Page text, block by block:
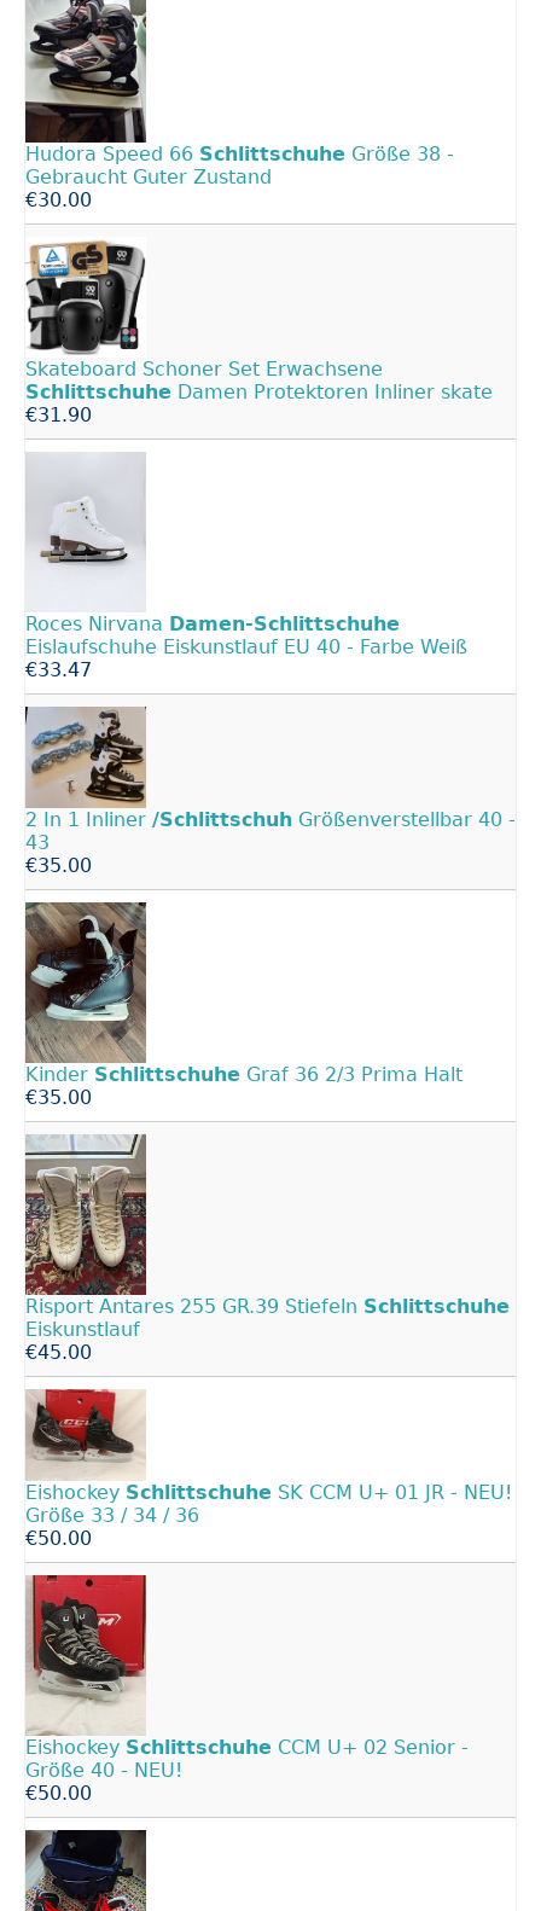
Hudora Speed 66 Schlittschuhe Größe 38 -
Gebraucht Guter Zustand
€30.00
Skateboard Schoner Set Erwachsene
Schlittschuhe Damen Protektoren Inliner skate
€31.90
Roces Nirvana Damen-Schlittschuhe
Eislaufschuhe Eiskunstlauf EU 40 - Farbe Weiß
€33.47
2 In 1 Inliner /Schlittschuh Größenverstellbar 40 -
43
€35.00
Kinder Schlittschuhe Graf 36 2/3 Prima Halt
€35.00
Risport Antares 255 GR.39 Stiefeln Schlittschuhe
Eiskunstlauf
€45.00
Eishockey Schlittschuhe SK CCM U+ 01 JR - NEU!
Größe 33 / 34 / 36
€50.00
Eishockey Schlittschuhe CCM U+ 02 Senior -
Größe 40 - NEU!
€50.00